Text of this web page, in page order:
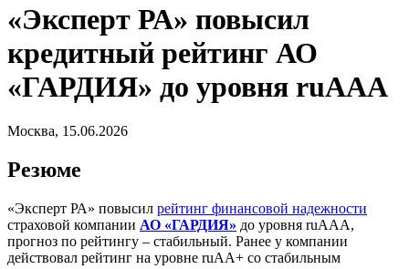
«Эксперт РА» повысил
кредитный рейтинг АО
«ГАРДИЯ» до уровня ruAАА
Москва, 15.06.2026
Резюме
«Эксперт РА» повысил рейтинг финансовой надежности
страховой компании АО «ГАРДИЯ» до уровня ruAAА,
прогноз по рейтингу – стабильный. Ранее у компании
действовал рейтинг на уровне ruAА+ со стабильным